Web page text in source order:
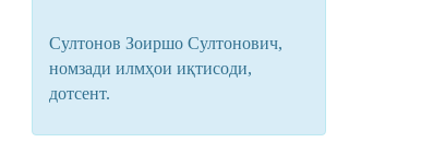
Султонов Зоиршо Султонович,
номзади илмҳои иқтисоди,
дотсент.